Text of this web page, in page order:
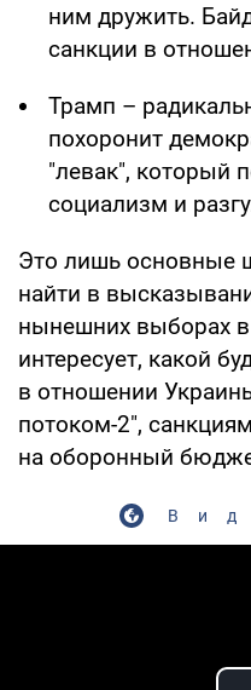
ним дружить.
санкции в
Трамп –
похоронит
"левак", который
социализм и
Это лишь основные
найти в
нынешних выборах
интересует, какой
в отношении
потоком-2",
на оборонный